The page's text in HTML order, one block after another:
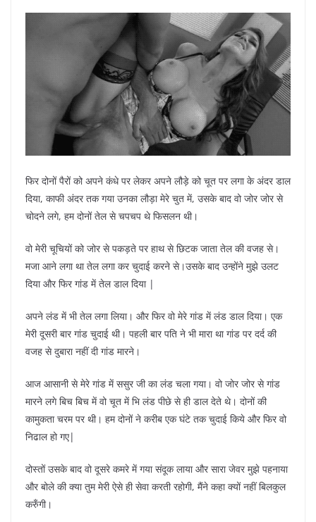
फिर दोनों पैरों को अपने कंधे पर लेकर अपने लौड़े को चूत पर लगा के अंदर डाल
दिया, काफी अंदर तक गया उनका लौड़ा मेरे चुत में, उसके बाद वो जोर जोर से
चोदने लगे, हम दोनों तेल से चपचप थे फिसलन थी।
वो मेरी चूचियों को जोर से पकड़ते पर हाथ से छिटक जाता तेल की वजह से।
मजा आने लगा था तेल लगा कर चुदाई करने से।उसके बाद उन्होंने मुझे उलट
दिया और फिर गांड में तेल डाल दिया |
अपने लंड में भी तेल लगा लिया। और फिर वो मेरे गांड में लंड डाल दिया। एक
मेरी दूसरी बार गांड चुदाई थी। पहली बार पति ने भी मारा था गांड पर दर्द की
वजह से दुबारा नहीं दी गांड मारने।
आज आसानी से मेरे गांड में ससुर जी का लंड चला गया। वो जोर जोर से गांड
मारने लगे बिच बिच में वो चूत में भि लंड पीछे से ही डाल देते थे। दोनों की
कामुकता चरम पर थी। हम दोनों ने करीब एक घंटे तक चुदाई किये और फिर वो
निढाल हो गए|
दोस्तों उसके बाद वो दूसरे कमरे में गया संदूक लाया और सारा जेवर मुझे पहनाया
और बोले की क्या तुम मेरी ऐसे ही सेवा करती रहोगी, मैंने कहा क्यों नहीं बिलकुल
करुँगी।